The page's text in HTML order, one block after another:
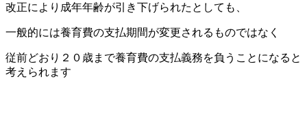
改正により成年年齢が引き下げられたとしても、
一般的には養育費の支払期間が変更されるものではなく
従前どおり２０歳まで養育費の支払義務を負うことになると
考えられます